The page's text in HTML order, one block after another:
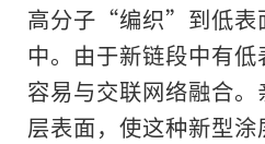
高分子“编织”到低表
中。由于新链段中有
容易与交联网络融合
层表面，使这种新型